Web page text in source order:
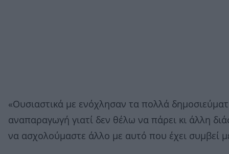
«Ουσιαστικά με ενόχλησαν τα πολλά
αναπαραγωγή γιατί δεν θέλω να πάρει κι άλλη
να ασχολούμαστε άλλο με αυτό που έχει συμβεί